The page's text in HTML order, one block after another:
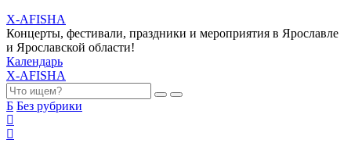
X-AFISHA
Концерты, фестивали, праздники и мероприятия в Ярославле
и Ярославской области!
Календарь
X-AFISHA
Б Без рубрики